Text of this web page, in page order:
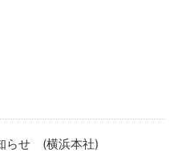
らせ (横浜本社)